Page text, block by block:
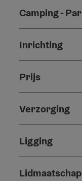
Camping -
Inrichting
Prijs
Verzorging
Ligging